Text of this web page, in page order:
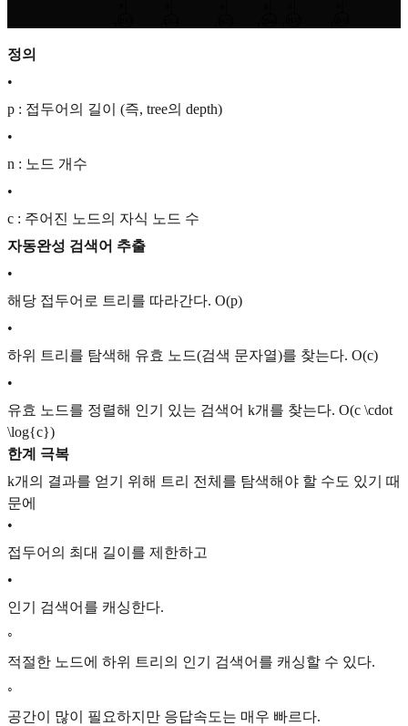
정의
•
p : 접두어의 길이 (즉, tree의 depth)
•
n : 노드 개수
•
c : 주어진 노드의 자식 노드 수
자동완성 검색어 추출
•
해당 접두어로 트리를 따라간다. O(p)
•
하위 트리를 탐색해 유효 노드(검색 문자열)를 찾는다. O(c)
•
유효 노드를 정렬해 인기 있는 검색어 k개를 찾는다. O(c \cdot
\log{c})
한계 극복
k개의 결과를 얻기 위해 트리 전체를 탐색해야 할 수도 있기 때
문에
•
접두어의 최대 길이를 제한하고
•
인기 검색어를 캐싱한다.
◦
적절한 노드에 하위 트리의 인기 검색어를 캐싱할 수 있다.
◦
공간이 많이 필요하지만 응답속도는 매우 빠르다.